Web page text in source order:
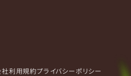
社利用規約プライバシーポリシー